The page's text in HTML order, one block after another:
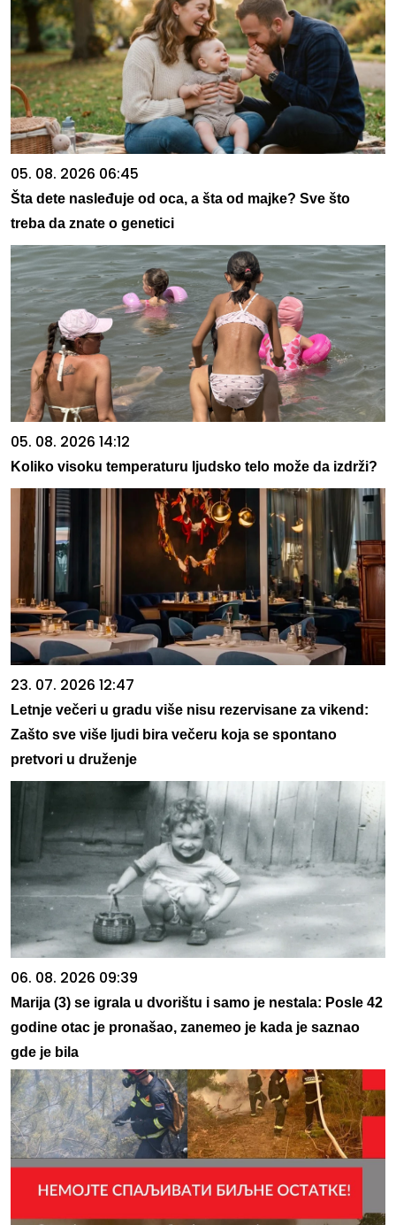
05. 08. 2026 06:45
Šta dete nasleđuje od oca, a šta od majke? Sve što
treba da znate o genetici
05. 08. 2026 14:12
Koliko visoku temperaturu ljudsko telo može da izdrži?
23. 07. 2026 12:47
Letnje večeri u gradu više nisu rezervisane za vikend:
Zašto sve više ljudi bira večeru koja se spontano
pretvori u druženje
06. 08. 2026 09:39
Marija (3) se igrala u dvorištu i samo je nestala: Posle 42
godine otac je pronašao, zanemeo je kada je saznao
gde je bila